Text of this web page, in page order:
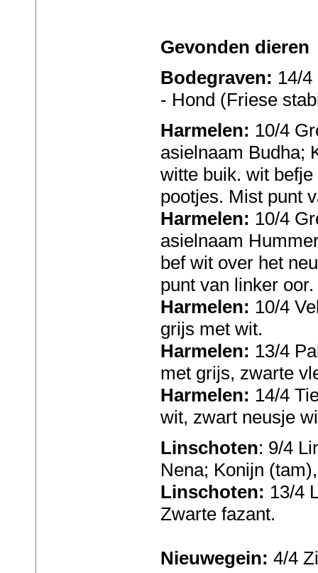
Gevonden dieren
Bodegraven: 14/
- Hond (Friese
Harmelen: 10/4
asielnaam Budha;
witte buik. wit
pootjes. Mist punt
Harmelen: 10/4
asielnaam
bef wit over het
punt van linker oor.
Harmelen: 10/4
grijs met wit.
Harmelen: 13/4
met grijs, zwarte
Harmelen: 14/4
wit, zwart neusje
Linschoten: 9/4
Nena; Konijn
Linschoten: 13/4
Zwarte fazant.
Nieuwegein: 4/4